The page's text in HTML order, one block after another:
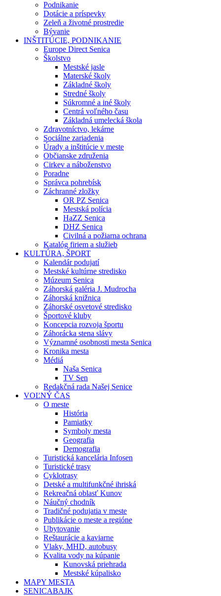
Podnikanie
Dotácie a príspevky
Zeleň a životné prostredie
Bývanie
INŠTITÚCIE, PODNIKANIE
Europe Direct Senica
Školstvo
Mestské jasle
Materské školy
Základné školy
Stredné školy
Súkromné a iné školy
Centrá voľného času
Základná umelecká škola
Zdravotníctvo, lekárne
Sociálne zariadenia
Úrady a inštitúcie v meste
Občianske združenia
Cirkev a náboženstvo
Poradne
Správca pohrebísk
Záchranné zložky
OR PZ Senica
Mestská polícia
HaZZ Senica
DHZ Senica
Civilná a požiarna ochrana
Katalóg firiem a služieb
KULTÚRA, ŠPORT
Kalendár podujatí
Mestské kultúrne stredisko
Múzeum Senica
Záhorská galéria J. Mudrocha
Záhorská knižnica
Záhorské osvetové stredisko
Športové kluby
Koncepcia rozvoja športu
Záhorácka stena slávy
Významné osobnosti mesta Senica
Kronika mesta
Médiá
Naša Senica
TV Sen
Redakčná rada Našej Senice
VOĽNÝ ČAS
O meste
História
Pamiatky
Symboly mesta
Geografia
Demografia
Turistická kancelária Infosen
Turistické trasy
Cyklotrasy
Detské a multifunkčné ihriská
Rekreačná oblasť Kunov
Náučný chodník
Tradičné podujatia v meste
Publikácie o meste a regióne
Ubytovanie
Reštaurácie a kaviarne
Vlaky, MHD, autobusy
Kvalita vody na kúpanie
Kunovská priehrada
Mestské kúpalisko
MAPY MESTA
SENICABAJK